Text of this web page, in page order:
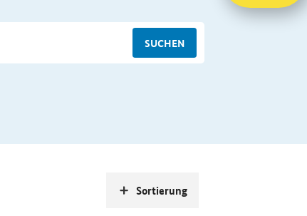
SUCHEN
Sortierung